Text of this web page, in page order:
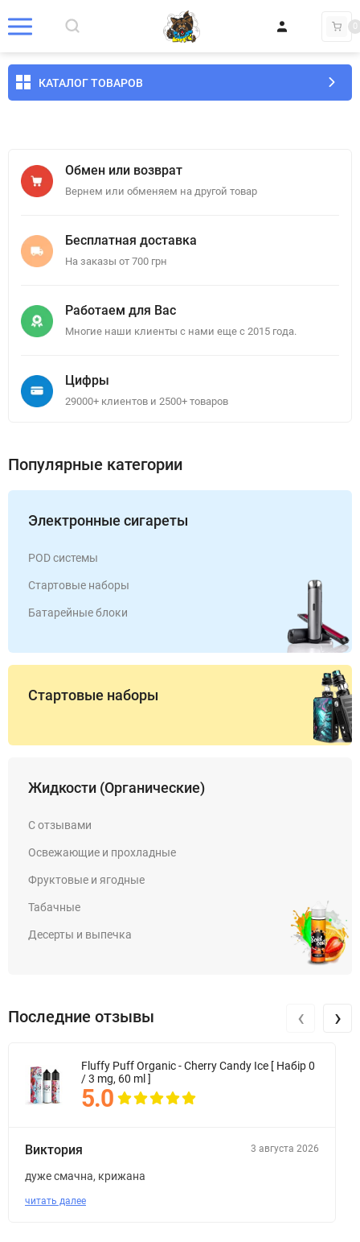
0
КАТАЛОГ ТОВАРОВ
Обмен или возврат
Вернем или обменяем на другой товар
Бесплатная доставка
На заказы от 700 грн
Работаем для Вас
Многие наши клиенты с нами еще с 2015 года.
Цифры
29000+ клиентов и 2500+ товаров
Популярные категории
Электронные сигареты
POD системы
Стартовые наборы
Батарейные блоки
Стартовые наборы
Жидкости (Органические)
С отзывами
Освежающие и прохладные
Фруктовые и ягодные
Табачные
Десерты и выпечка
Последние отзывы
Fluffy Puff Organic - Cherry Candy Ice [ Набір 0
/ 3 mg, 60 ml ]
5.0
Виктория 3 августа 2026
дуже смачна, крижана
читать далее
‹ ›